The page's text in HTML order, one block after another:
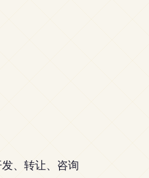
、转让、咨询